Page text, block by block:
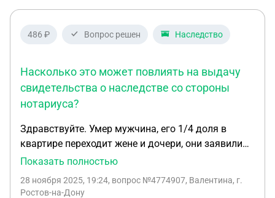
486 ₽ Вопрос решен Наследство
Насколько это может повлиять на выдачу
свидетельства о наследстве со стороны
нотариуса?
Здравствуйте. Умер мужчина, его 1/4 доля в
квартире переходит жене и дочери, они заявили
право на наследство, есть еще сын , который по
в другом регионе, не прописан в квартире, на
Показать полностью
28 ноября 2025, 19:24, вопрос №4774907, Валентина, г.
Ростов-на-Дону